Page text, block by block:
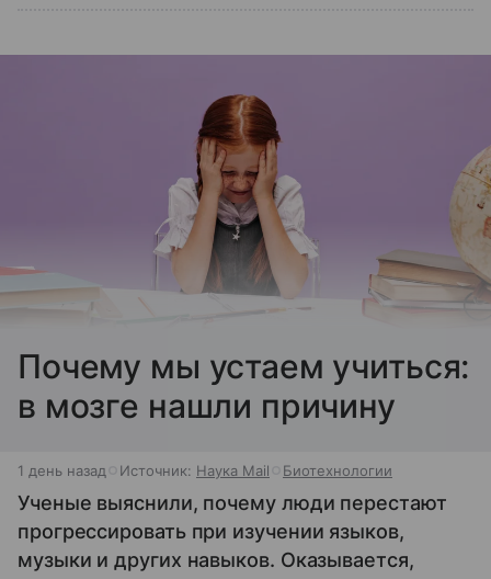
Почему мы устаем учиться:
в мозге нашли причину
1 день назад Источник: Наука Mail Биотехнологии
Ученые выяснили, почему люди перестают
прогрессировать при изучении языков,
музыки и других навыков. Оказывается,